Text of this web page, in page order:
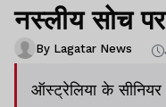
नस्लीय सोच
By Lagatar News
ऑस्ट्रेलिया के